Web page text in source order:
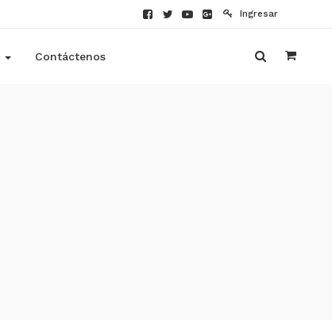
Ingresar
Contáctenos